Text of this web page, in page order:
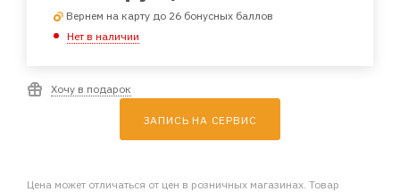
Вернем на карту до 26 бонусных баллов
Нет в наличии
Хочу в подарок
ЗАПИСЬ НА СЕРВИС
Цена может отличаться от цен в розничных магазинах. Товар